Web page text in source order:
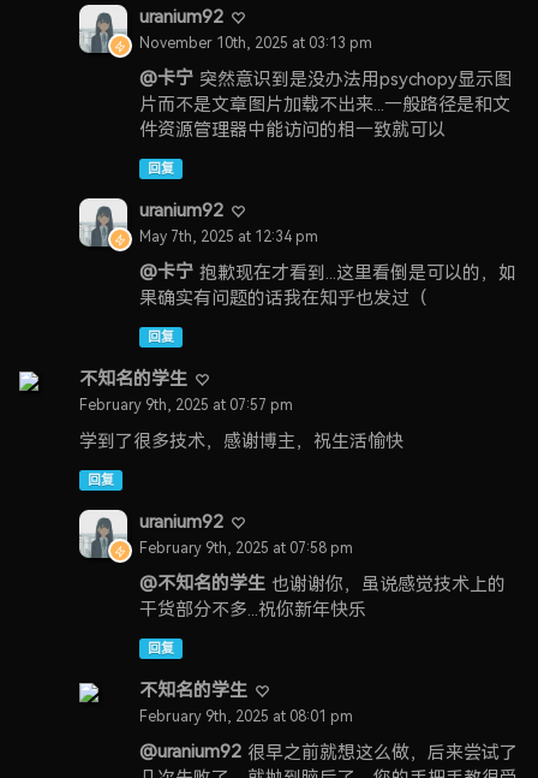
uranium92
November 10th, 2025 at 03:13 pm
@卡宁 突然意识到是没办法用psychopy显示图
片而不是文章图片加载不出来...一般路径是和文
件资源管理器中能访问的相一致就可以
回复
uranium92
May 7th, 2025 at 12:34 pm
@卡宁 抱歉现在才看到...这里看倒是可以的，如
果确实有问题的话我在知乎也发过（
回复
不知名的学生
February 9th, 2025 at 07:57 pm
学到了很多技术，感谢博主，祝生活愉快
回复
uranium92
February 9th, 2025 at 07:58 pm
@不知名的学生 也谢谢你，虽说感觉技术上的
干货部分不多...祝你新年快乐
回复
不知名的学生
February 9th, 2025 at 08:01 pm
@uranium92 很早之前就想这么做，后来尝试了